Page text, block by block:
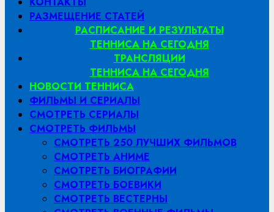
РАЗМЕЩЕНИЕ СТАТЕЙ
РАСПИСАНИЕ И РЕЗУЛЬТАТЫ
ТЕННИСА НА СЕГОДНЯ
ТРАНСЛЯЦИИ
ТЕННИСА НА СЕГОДНЯ
НОВОСТИ ТЕННИСА
ФИЛЬМЫ И СЕРИАЛЫ
СМОТРЕТЬ СЕРИАЛЫ
СМОТРЕТЬ ФИЛЬМЫ
СМОТРЕТЬ 250 ЛУЧШИХ ФИЛЬМОВ
СМОТРЕТЬ АНИМЕ
СМОТРЕТЬ БИОГРАФИИ
СМОТРЕТЬ БОЕВИКИ
СМОТРЕТЬ ВЕСТЕРНЫ